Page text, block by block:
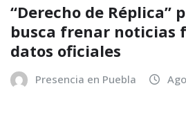
“Derecho de Réplica”
busca frenar noticias
datos oficiales
Presencia en Puebla